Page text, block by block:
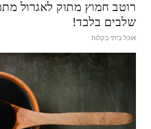
שלבים בלבד!
אוכל ביתי בקלות